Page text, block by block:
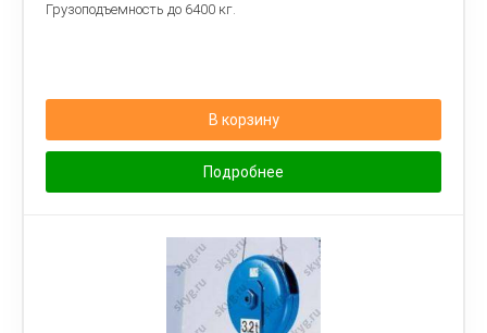
Грузоподъемность до 6400 кг.
В корзину
Подробнее